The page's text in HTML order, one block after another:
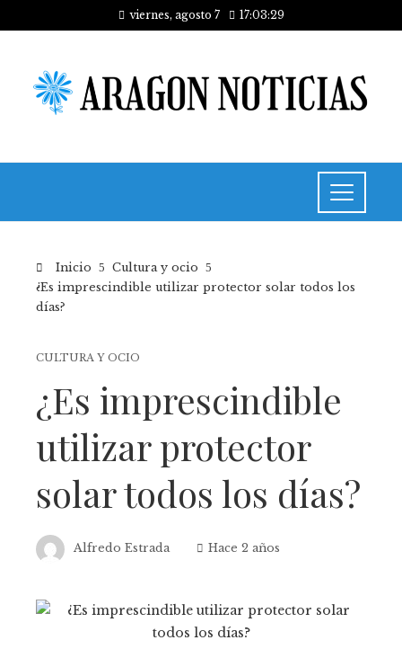
viernes, agosto 7 17:03:29
Inicio
Cultura y ocio
¿Es imprescindible utilizar protector solar todos los
días?
CULTURA Y OCIO
¿Es imprescindible
utilizar protector
solar todos los días?
Alfredo Estrada Hace 2 años